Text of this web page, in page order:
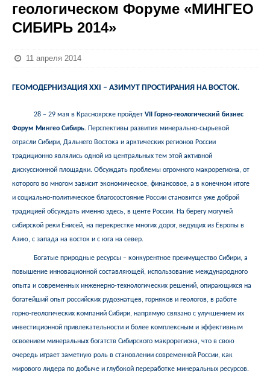
геологическом Форуме «МИНГЕО
СИБИРЬ 2014»
11 апреля 2014
ГЕОМОДЕРНИЗАЦИЯ XXI – АЗИМУТ ПРОСТИРАНИЯ НА ВОСТОК.
28 – 29 мая в Красноярске пройдет VII Горно-геологический бизнес
Форум Мингео Сибирь. Перспективы развития минерально-сырьевой
отрасли Сибири, Дальнего Востока и арктических регионов России
традиционно являлись одной из центральных тем этой активной
дискуссионной площадки. Обсуждать проблемы огромного макрорегиона, от
которого во многом зависит экономическое, финансовое, а в конечном итоге
и социально-политическое благосостояние России становится уже доброй
традицией обсуждать именно здесь, в центе России. На берегу могучей
сибирской реки Енисей, на перекрестке многих дорог, ведущих из Европы в
Азию, с запада на восток и с юга на север.
Богатые природные ресурсы – конкурентное преимущество Сибири, а
повышение инновационной составляющей, использование международного
опыта и современных инженерно-технологических решений, опирающихся на
богатейший опыт российских рудознатцев, горняков и геологов, в работе
горно-геологических компаний Сибири, напрямую связано с улучшением их
инвестиционной привлекательности и более комплексным и эффективным
освоением минеральных богатств Сибирского макрорегиона, что в свою
очередь играет заметную роль в становлении современной России, как
мирового лидера по добыче и глубокой переработке минеральных ресурсов.